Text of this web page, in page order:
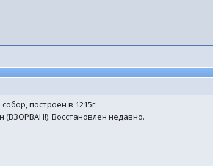
построен в 1215г.
(ВЗОРВАН!). Восстановлен недавно.